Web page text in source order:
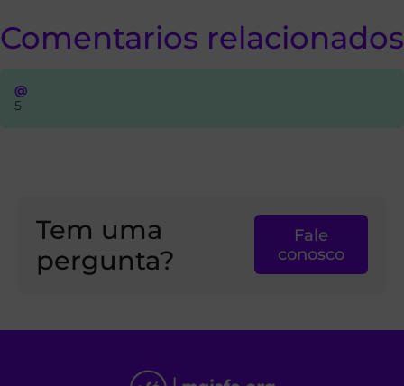
Comentarios relacionados
@
5
Tem uma
pergunta?
Fale
conosco